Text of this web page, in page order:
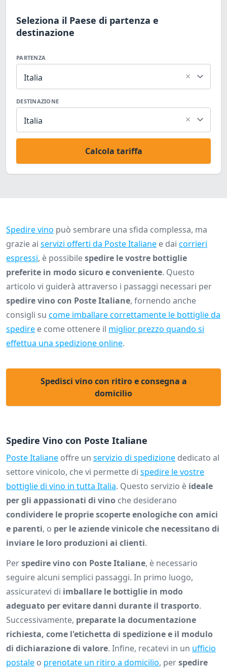
Seleziona il Paese di partenza e
destinazione
PARTENZA
Italia ×
DESTINAZIONE
Italia ×
Calcola tariffa
Spedire vino può sembrare una sfida complessa, ma
grazie ai servizi offerti da Poste Italiane e dai corrieri
espressi, è possibilespedire le vostre bottiglie
preferite in modo sicuro e conveniente. Questo
articolo vi guiderà attraverso i passaggi necessari per
spedire vino con Poste Italiane, fornendo anche
consigli su come imballare correttamente le bottiglie da
spedire e come ottenere il miglior prezzo quando si
effettua una spedizione online.
Spedisci vino con ritiro e consegna a
domicilio
Spedire Vino con Poste Italiane
Poste Italiane offre un servizio di spedizione dedicato al
settore vinicolo, che vi permette di spedire le vostre
bottiglie di vino in tutta Italia. Questo servizio è ideale
per gli appassionati di vino che desiderano
condividere le proprie scoperte enologiche con amici
e parenti, o per le aziende vinicole che necessitano di
inviare le loro produzioni ai clienti.
Perspedire vino con Poste Italiane, è necessario
seguire alcuni semplici passaggi. In primo luogo,
assicuratevi di imballare le bottiglie in modo
adeguato per evitare danni durante il trasporto.
Successivamente, preparate la documentazione
richiesta, come l'etichetta di spedizione e il modulo
di dichiarazione di valore. Infine, recatevi in un ufficio
postale o prenotate un ritiro a domicilio, perspedire